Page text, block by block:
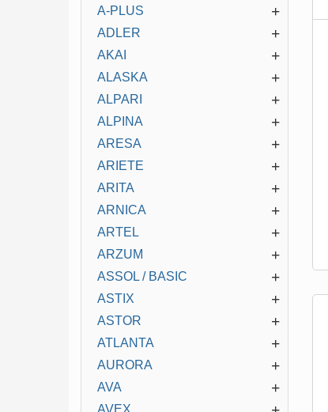
+
A-PLUS
+
ADLER
+
AKAI
+
ALASKA
+
ALPARI
+
ALPINA
+
ARESA
+
ARIETE
+
ARITA
+
ARNICA
+
ARTEL
+
ARZUM
+
ASSOL / BASIC
+
ASTIX
+
ASTOR
+
ATLANTA
+
AURORA
+
AVA
AVEX